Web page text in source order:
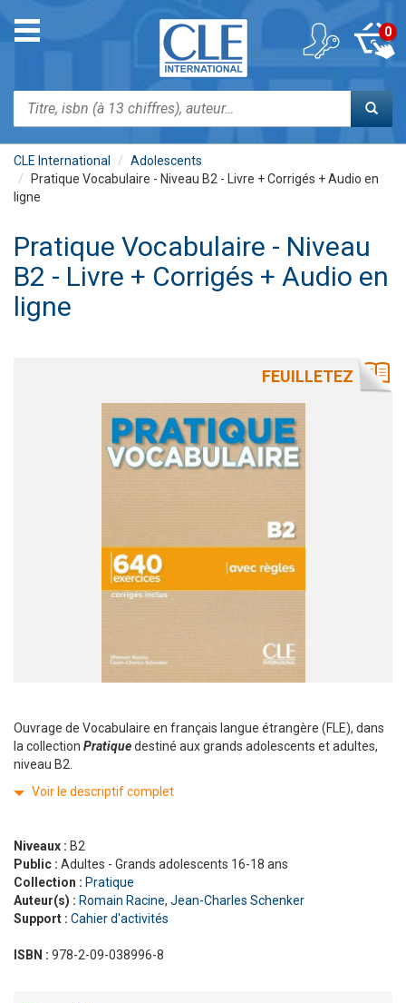
contenu
Toggle
navigation
Rechercher
0
CLE International
Adolescents
Pratique Vocabulaire - Niveau B2 - Livre + Corrigés + Audio en
ligne
Pratique Vocabulaire - Niveau
B2 - Livre + Corrigés + Audio en
ligne
FEUILLETEZ
Ouvrage de Vocabulaire en français langue étrangère (FLE), dans
la collection Pratiquedestiné aux grands adolescents et adultes,
niveau B2.
Voir le descriptif complet
Niveaux : B2
Public : Adultes - Grands adolescents 16-18 ans
Collection : Pratique
Auteur(s) : Romain Racine, Jean-Charles Schenker
Support : Cahier d'activités
ISBN : 978-2-09-038996-8